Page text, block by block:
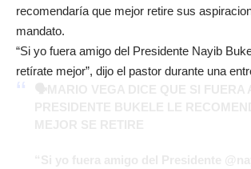
recomendaría que mejor retire sus
mandato.
“Si yo fuera amigo del Presidente Nayib
retírate mejor”, dijo el pastor durante una